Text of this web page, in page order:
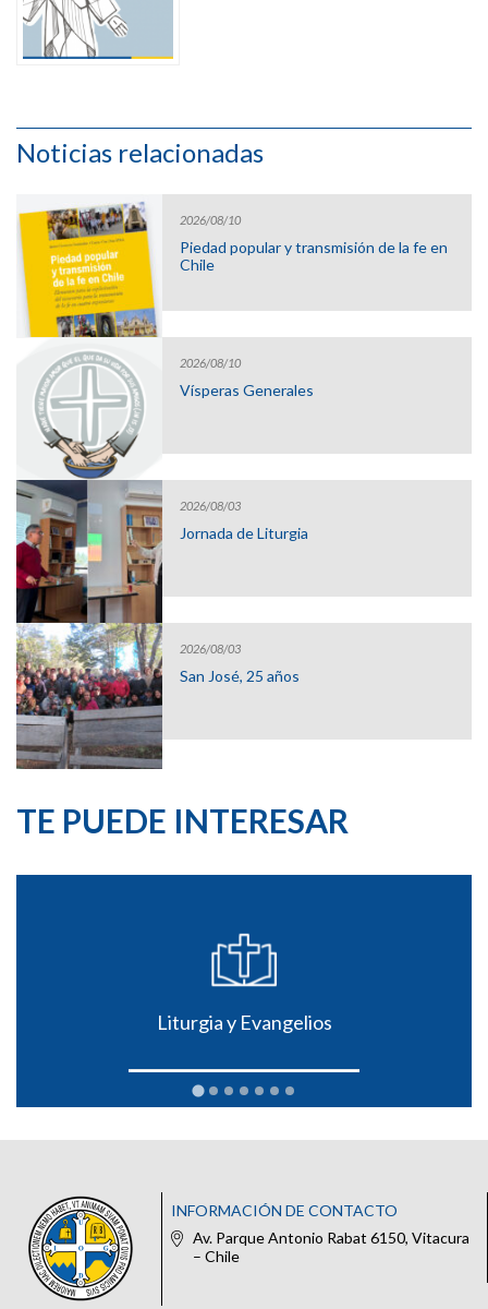
Noticias relacionadas
2026/08/10
Piedad popular y transmisión de la fe en
Chile
2026/08/10
Vísperas Generales
2026/08/03
Jornada de Liturgia
2026/08/03
San José, 25 años
TE PUEDE INTERESAR
Liturgia y Evangelios
INFORMACIÓN DE CONTACTO
Av. Parque Antonio Rabat 6150, Vitacura
– Chile